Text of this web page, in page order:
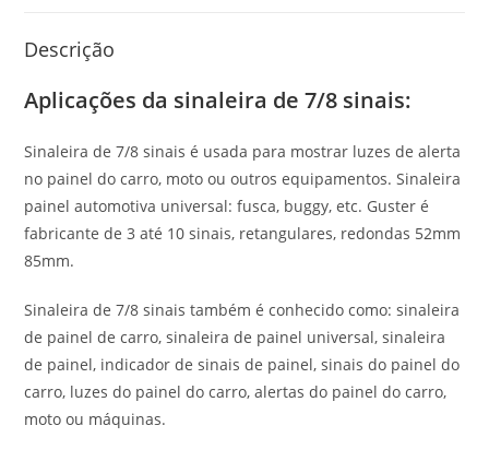
Descrição
Aplicações da sinaleira de 7/8 sinais:
Sinaleira de 7/8 sinais é usada para mostrar luzes de alerta
no painel do carro, moto ou outros equipamentos. Sinaleira
painel automotiva universal: fusca, buggy, etc. Guster é
fabricante de 3 até 10 sinais, retangulares, redondas 52mm
85mm.
Sinaleira de 7/8 sinais também é conhecido como: sinaleira
de painel de carro, sinaleira de painel universal, sinaleira
de painel, indicador de sinais de painel, sinais do painel do
carro, luzes do painel do carro, alertas do painel do carro,
moto ou máquinas.